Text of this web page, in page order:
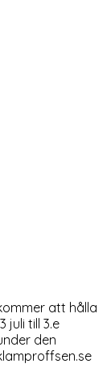
att hålla
juli till 3.e
den